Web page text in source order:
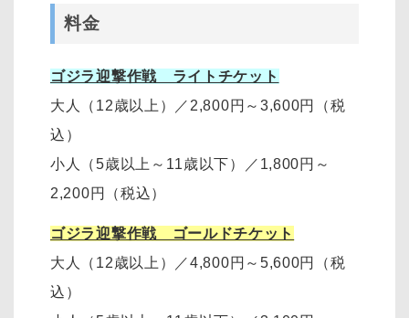
料金
ゴジラ迎撃作戦 ライトチケット
大人（12歳以上）
／ 2,800円～3,600円
（税
込）
小人（5歳以上～11歳以下）
／ 1,800円～
2,200円
（税込）
ゴジラ迎撃作戦 ゴールドチケット
大人（12歳以上）
／4,800円～5,600円（税
込）